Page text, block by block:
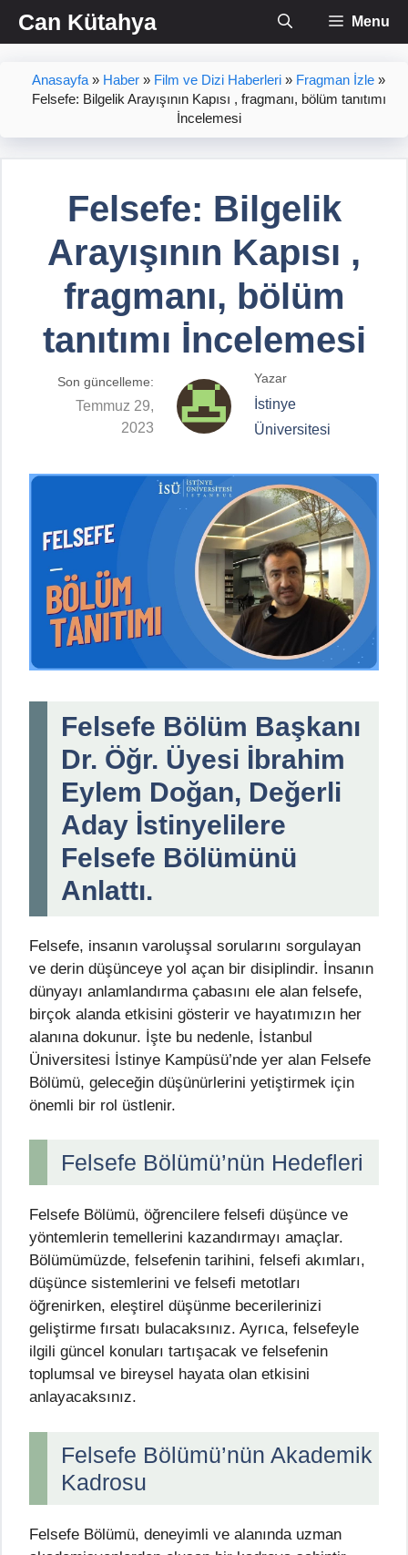
İçeriğe
atlaCan Kütahya Menu
Anasayfa » Haber » Film ve Dizi Haberleri » Fragman İzle »
Felsefe: Bilgelik Arayışının Kapısı , fragmanı, bölüm tanıtımı
İncelemesi
Felsefe: Bilgelik
Arayışının Kapısı ,
fragmanı, bölüm
tanıtımı İncelemesi
Son güncelleme:
Temmuz 29,
2023
Yazar
İstinye
Üniversitesi
Felsefe Bölüm Başkanı
Dr. Öğr. Üyesi İbrahim
Eylem Doğan, Değerli
Aday İstinyelilere
Felsefe Bölümünü
Anlattı.
Felsefe, insanın varoluşsal sorularını sorgulayan
ve derin düşünceye yol açan bir disiplindir. İnsanın
dünyayı anlamlandırma çabasını ele alan felsefe,
birçok alanda etkisini gösterir ve hayatımızın her
alanına dokunur. İşte bu nedenle, İstanbul
Üniversitesi İstinye Kampüsü’nde yer alan Felsefe
Bölümü, geleceğin düşünürlerini yetiştirmek için
önemli bir rol üstlenir.
Felsefe Bölümü’nün Hedefleri
Felsefe Bölümü, öğrencilere felsefi düşünce ve
yöntemlerin temellerini kazandırmayı amaçlar.
Bölümümüzde, felsefenin tarihini, felsefi akımları,
düşünce sistemlerini ve felsefi metotları
öğrenirken, eleştirel düşünme becerilerinizi
geliştirme fırsatı bulacaksınız. Ayrıca, felsefeyle
ilgili güncel konuları tartışacak ve felsefenin
toplumsal ve bireysel hayata olan etkisini
anlayacaksınız.
Felsefe Bölümü’nün Akademik
Kadrosu
Felsefe Bölümü, deneyimli ve alanında uzman